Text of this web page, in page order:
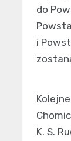
do
i
K. S.